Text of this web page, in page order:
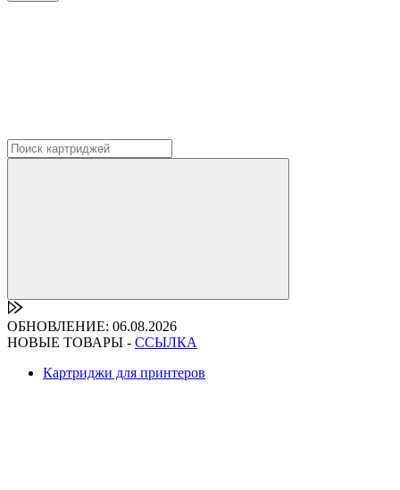
ОБНОВЛЕНИЕ: 06.08.2026
НОВЫЕ ТОВАРЫ - ССЫЛКА
Картриджи для принтеров